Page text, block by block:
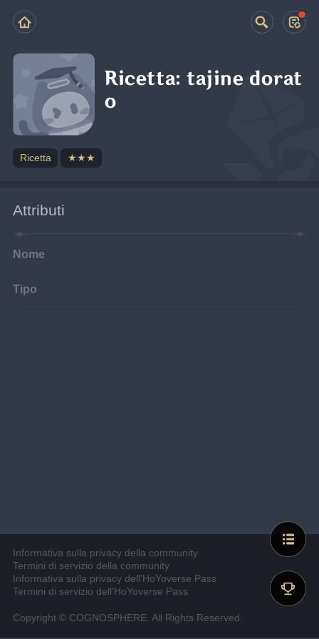
Ricetta: tajine dorat
o
Ricetta ★★★
Attributi
Nome
Tipo
Informativa sulla privacy della community
Termini di servizio della community
Informativa sulla privacy dell'HoYoverse Pass
Termini di servizio dell'HoYoverse Pass
Copyright © COGNOSPHERE. All Rights Reserved.